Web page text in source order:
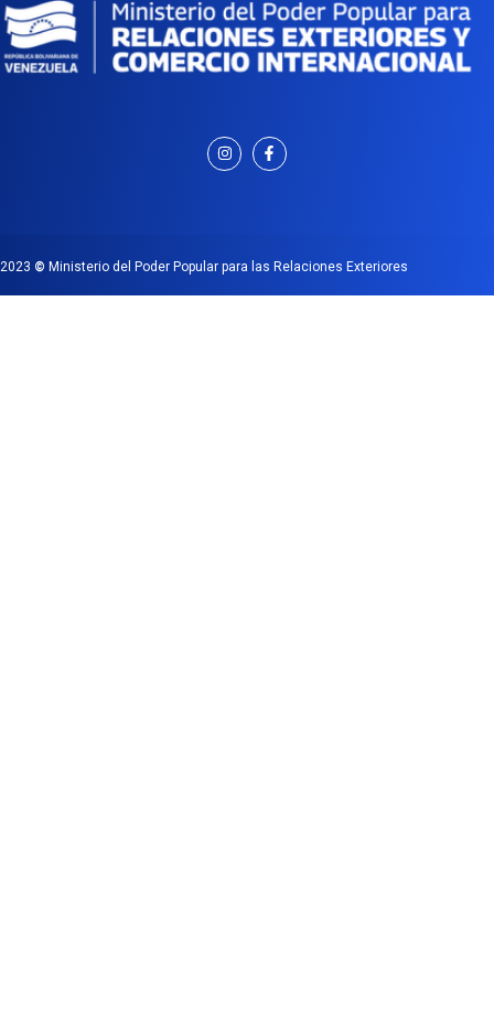
2023 © Ministerio del Poder Popular para las Relaciones Exteriores